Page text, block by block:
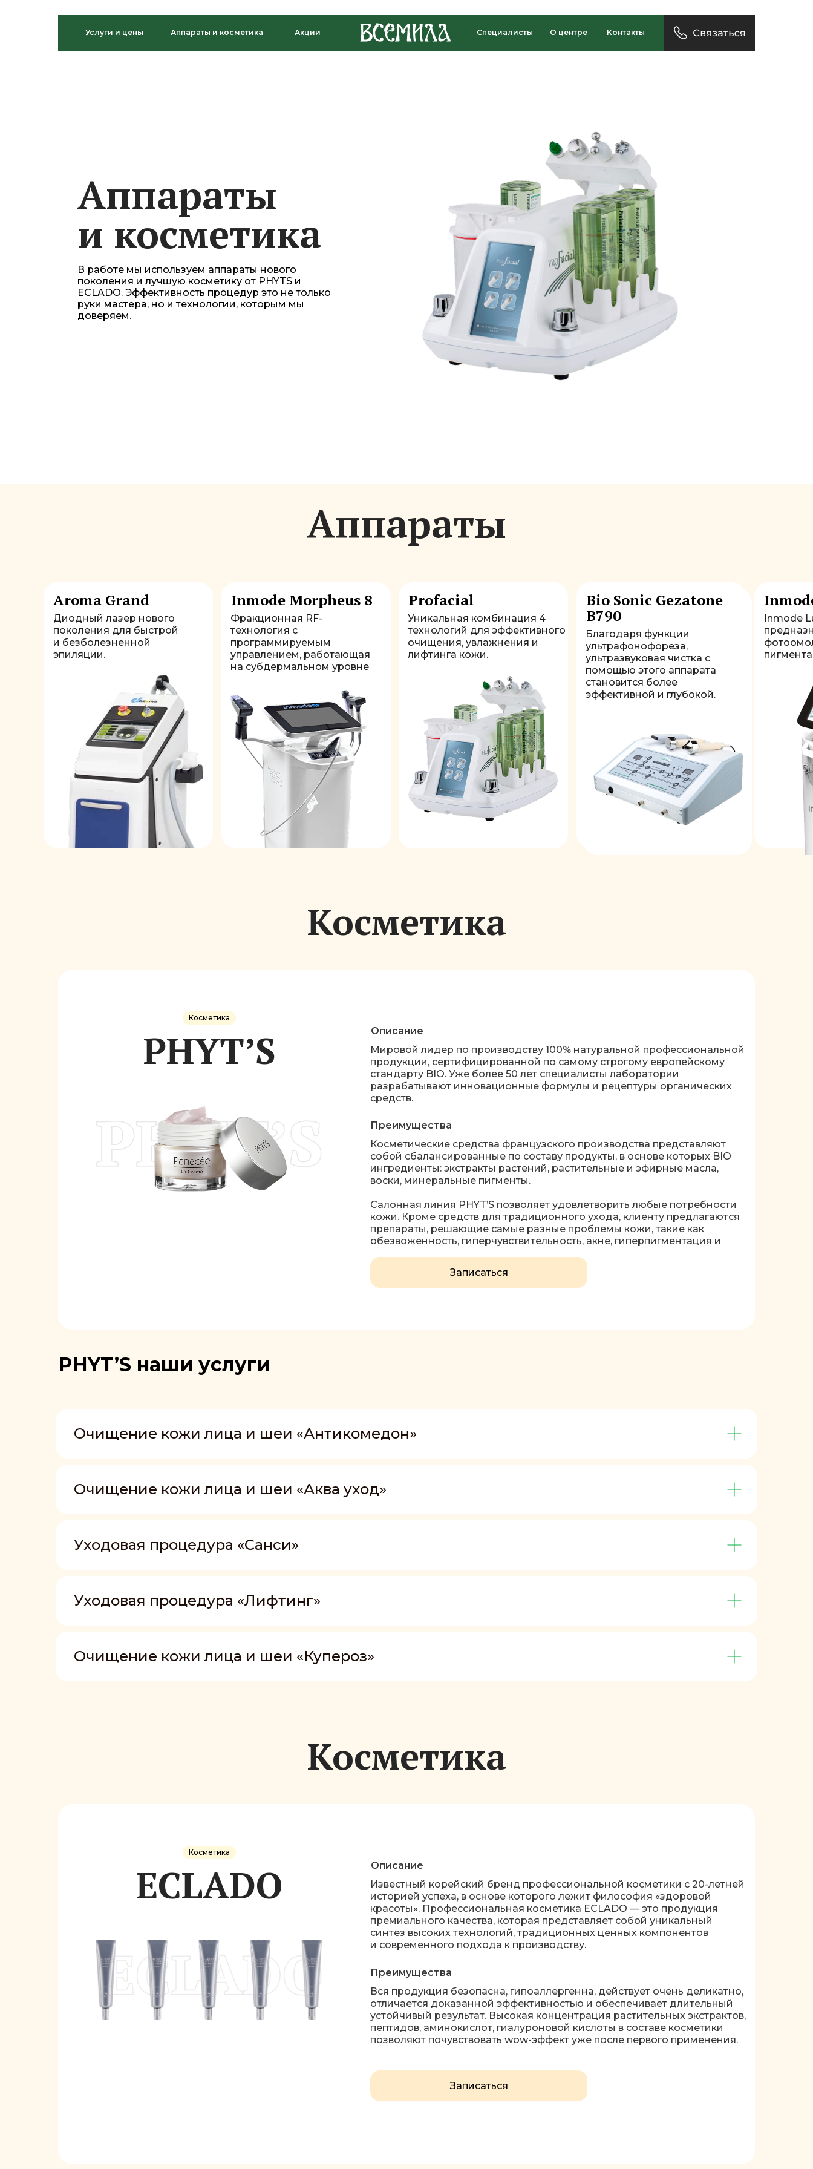
Специалисты О центре Контакты
Акции
Аппараты и косметика
Услуги и цены
Аппараты
и косметика
В работе мы используем аппараты нового
поколения и лучшую косметику от PHYTS и
ECLADO. Эффективность процедур это не только
руки мастера, но и технологии, которым мы
доверяем.
Аппараты
Aroma Grand
Диодный лазер нового
поколения для быстрой
и безболезненной
эпиляции.
Profacial
Уникальная комбинация 4
технологий для эффективного
очищения, увлажнения и
лифтинга кожи.
Inmode Morpheus 8
Фракционная RF-
технология с
программируемым
управлением, работающая
на субдермальном уровне
Bio Sonic Gezatone
В790
Благодаря функции
ультрафонофореза,
ультразвуковая чистка с
помощью этого аппарата
становится более
эффективной и глубокой.
Inmode
Косметика
PHYT’S
Косметика
Описание
Мировой лидер по производству 100% натуральной профессиональной
продукции, сертифицированной по самому строгому европейскому
стандарту BIO. Уже более 50 лет специалисты лаборатории
разрабатывают инновационные формулы и рецептуры органических
средств.
Преимущества
Косметические средства французского производства представляют
собой сбалансированные по составу продукты, в основе которых BIO
ингредиенты: экстракты растений, растительные и эфирные масла,
воски, минеральные пигменты.
Салонная линия PHYT’S позволяет удовлетворить любые потребности
кожи. Кроме средств для традиционного ухода, клиенту предлагаются
препараты, решающие самые разные проблемы кожи, такие как
обезвоженность, гиперчувствительность, акне, гиперпигментация и
Записаться
PHYT’S наши услуги
Очищение кожи лица и шеи «Антикомедон»
Очищение кожи лица и шеи «Аква уход»
Уходовая процедура «Санси»
Уходовая процедура «Лифтинг»
Очищение кожи лица и шеи «Купероз»
Косметика
ECLADO
Косметика
Описание
Известный корейский бренд профессиональной косметики с 20-летней
историей успеха, в основе которого лежит философия «здоровой
красоты». Профессиональная косметика ECLADO — это продукция
премиального качества, которая представляет собой уникальный
синтез высоких технологий, традиционных ценных компонентов
и современного подхода к производству.
Преимущества
Вся продукция безопасна, гипоаллергенна, действует очень деликатно,
отличается доказанной эффективностью и обеспечивает длительный
устойчивый результат. Высокая концентрация растительных экстрактов,
пептидов, аминокислот, гиалуроновой кислоты в составе косметики
позволяют почувствовать wow-эффект уже после первого применения.
Записаться